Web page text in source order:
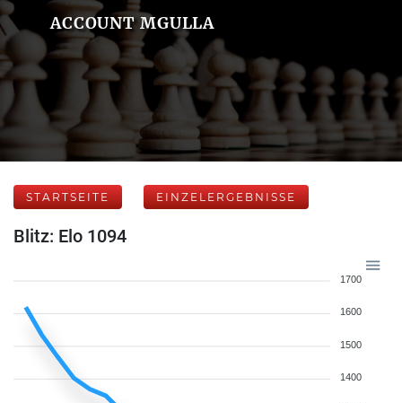
ACCOUNT MGULLA
STARTSEITE EINZELERGEBNISSE
Blitz: Elo 1094
1700
1600
1500
1400